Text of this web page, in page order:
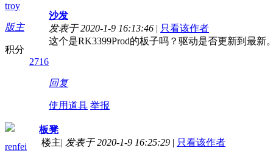
troy
版主
积分
2716
沙发
发表于 2020-1-9 16:13:46 | 只看该作者
这个是RK3399Prod的板子吗？驱动是否更新到最新
回复
使用道具 举报
renfei
板凳
楼主| 发表于 2020-1-9 16:25:29 | 只看该作者